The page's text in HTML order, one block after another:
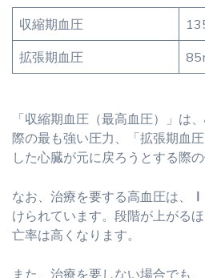
収縮期血圧
拡張期血圧
「収縮期血圧（最高血圧）」は
際の最も強い圧力、「拡張期血
した心臓が元に戻ろうとする際
なお、治療を要する高血圧は、
けられています。段階が上がる
亡率は高くなります。
また、治療を要しない場合でも、